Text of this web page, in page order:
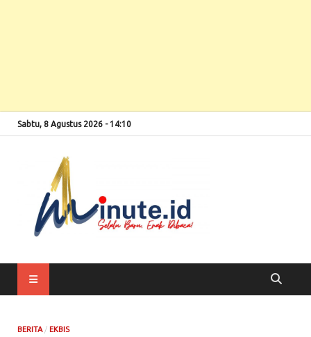
Sabtu, 8 Agustus 2026 - 14:10
BERITA/ EKBIS